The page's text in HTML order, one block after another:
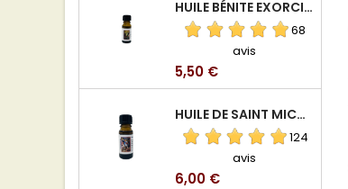
HUILE BÉNITE EXORCISÉE
68
avis
Prix
5,50 €
HUILE DE SAINT MICHEL ARCHANGE
124
avis
Prix
6,00 €